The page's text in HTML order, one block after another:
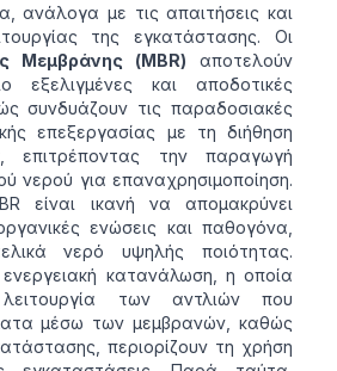
ανάλογα με τις απαιτήσεις και
της εγκατάστασης. Οι
Μεμβράνης (MBR) αποτελούν
και αποδοτικές
συνδυάζουν τις παραδοσιακές
επεξεργασίας με τη διήθηση
επιτρέποντας την παραγωγή
νερού για επαναχρησιμοποίηση.
είναι ικανή να απομακρύνει
ενώσεις και παθογόνα,
νερό υψηλής ποιότητας.
κατανάλωση, η οποία
των αντλιών που
μέσω των μεμβρανών, καθώς
περιορίζουν τη χρήση